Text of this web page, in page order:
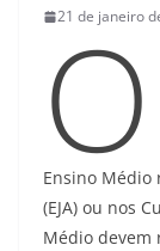
21 de janeiro
O
Ensino Médio
(EJA) ou nos
Médio devem